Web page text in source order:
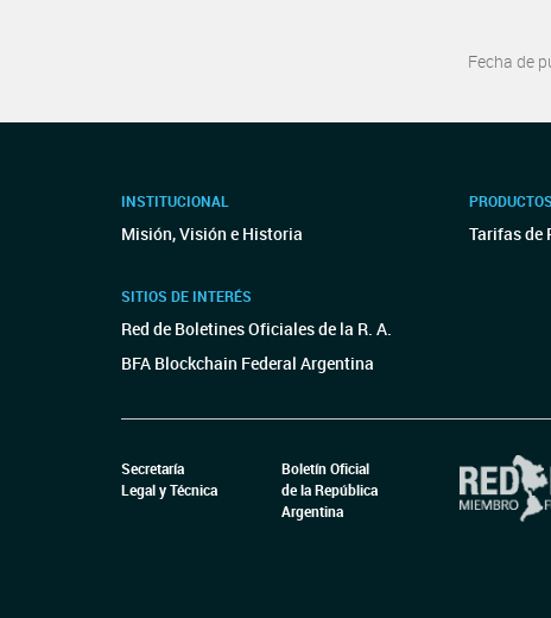
Fecha de
INSTITUCIONAL
Misión, Visión e Historia
SITIOS DE INTERÉS
Red de Boletines Oficiales de la R. A.
BFA Blockchain Federal Argentina
Tarifas de
Secretaría
Legal y Técnica
Boletín Oficial
de la República
Argentina